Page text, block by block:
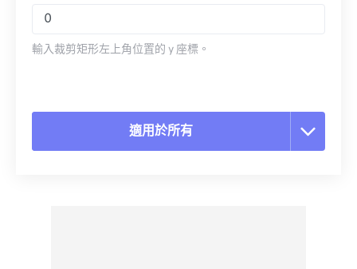
輸入裁剪矩形左上角位置的 y 座標。
適用於所有